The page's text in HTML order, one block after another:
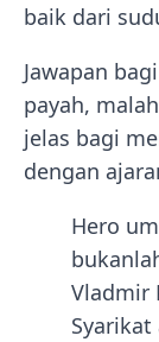
baik dari
Jawapan
payah,
jelas bagi
dengan
Hero
Vladmir